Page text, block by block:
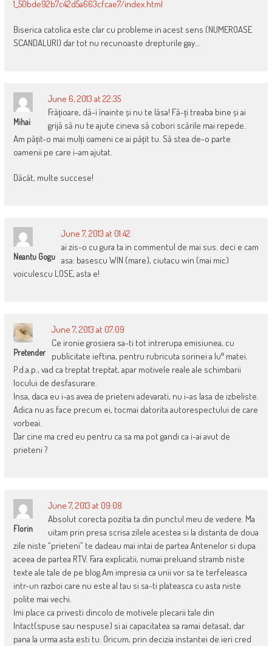
1_50bde92b7c42d5a663cfcae7/index.html
Biserica catolica este clar cu probleme in acest sens (NUMEROASE
SCANDALURI) dar tot nu recunoaste drepturile gay…
Mihai
June 6, 2013 at 22:35
Frățioare, dă-i înainte și nu te lăsa! Fă-ți treaba bine și ai
grijă să nu te ajute cineva să cobori scările mai repede.
Am pățit-o mai mulți oameni ce ai pățit tu. Să stea de-o parte
oamenii pe care i-am ajutat.
Dăcât, multe succese!
Neantu Gogu
June 7, 2013 at 01:42
ai zis-o cu gura ta in commentul de mai sus. deci e cam
asa: basescu WIN (mare), ciutacu win (mai mic)
voiculescu LOSE, asta e!
Pretender
June 7, 2013 at 07:09
Ce ironie grosiera sa-ti tot intrerupa emisiunea, cu
publicitate ieftina, pentru rubricuta sorinei a lu° matei.
P.d.a.p., vad ca treptat treptat, apar motivele reale ale schimbarii
locului de desfasurare.
Insa, daca eu i-as avea de prieteni adevarati, nu i-as lasa de izbeliste.
Adica nu as face precum ei, tocmai datorita autorespectului de care
vorbeai.
Dar cine ma cred eu pentru ca sa ma pot gandi ca i-ai avut de
prieteni ?
Florin
June 7, 2013 at 09:08
Absolut corecta pozitia ta din punctul meu de vedere. Ma
uitam prin presa scrisa zilele acestea si la distanta de doua
zile niste “prieteni” te dadeau mai intai de partea Antenelor si dupa
aceea de partea RTV. Fara explicatii, numai preluand stramb niste
texte ale tale de pe blog.Am impresia ca unii vor sa te terfeleasca
intr-un razboi care nu este al tau si sa-ti plateasca cu asta niste
polite mai vechi.
Imi place ca privesti dincolo de motivele plecarii tale din
Intact(spuse sau nespuse) si ai capacitatea sa ramai detasat, dar
pana la urma asta esti tu. Oricum, prin decizia instantei de ieri cred